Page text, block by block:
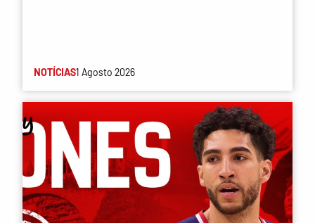
NOTÍCIAS1 Agosto 2026